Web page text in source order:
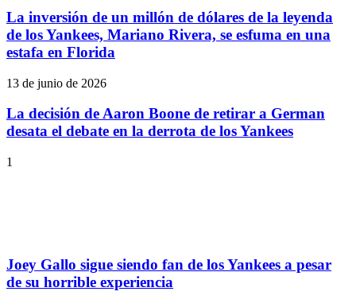
La inversión de un millón de dólares de la leyenda
de los Yankees, Mariano Rivera, se esfuma en una
estafa en Florida
13 de junio de 2026
La decisión de Aaron Boone de retirar a German
desata el debate en la derrota de los Yankees
1
Joey Gallo sigue siendo fan de los Yankees a pesar
de su horrible experiencia